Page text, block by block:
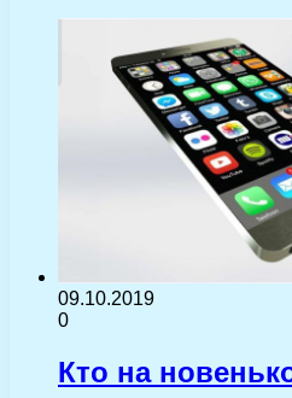
09.10.2019
0
Кто на